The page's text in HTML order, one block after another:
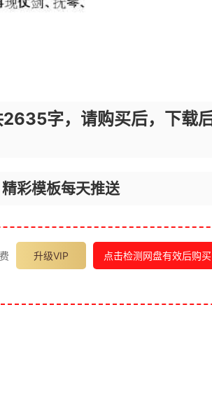
字，请购买后，下载
彩模板每天推送
升级VIP 点击检测网盘有效后购买